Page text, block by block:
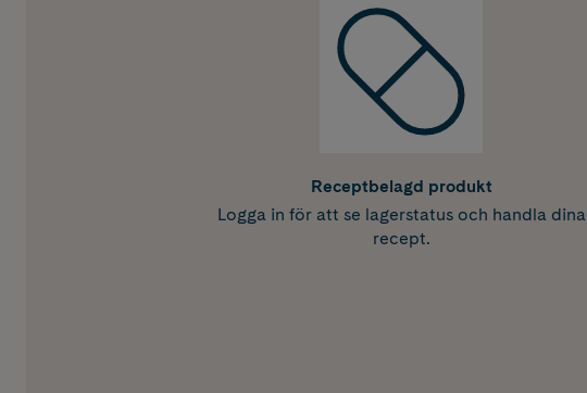
Receptbelagd produkt
Logga in för att se lagerstatus och handla dina
recept.